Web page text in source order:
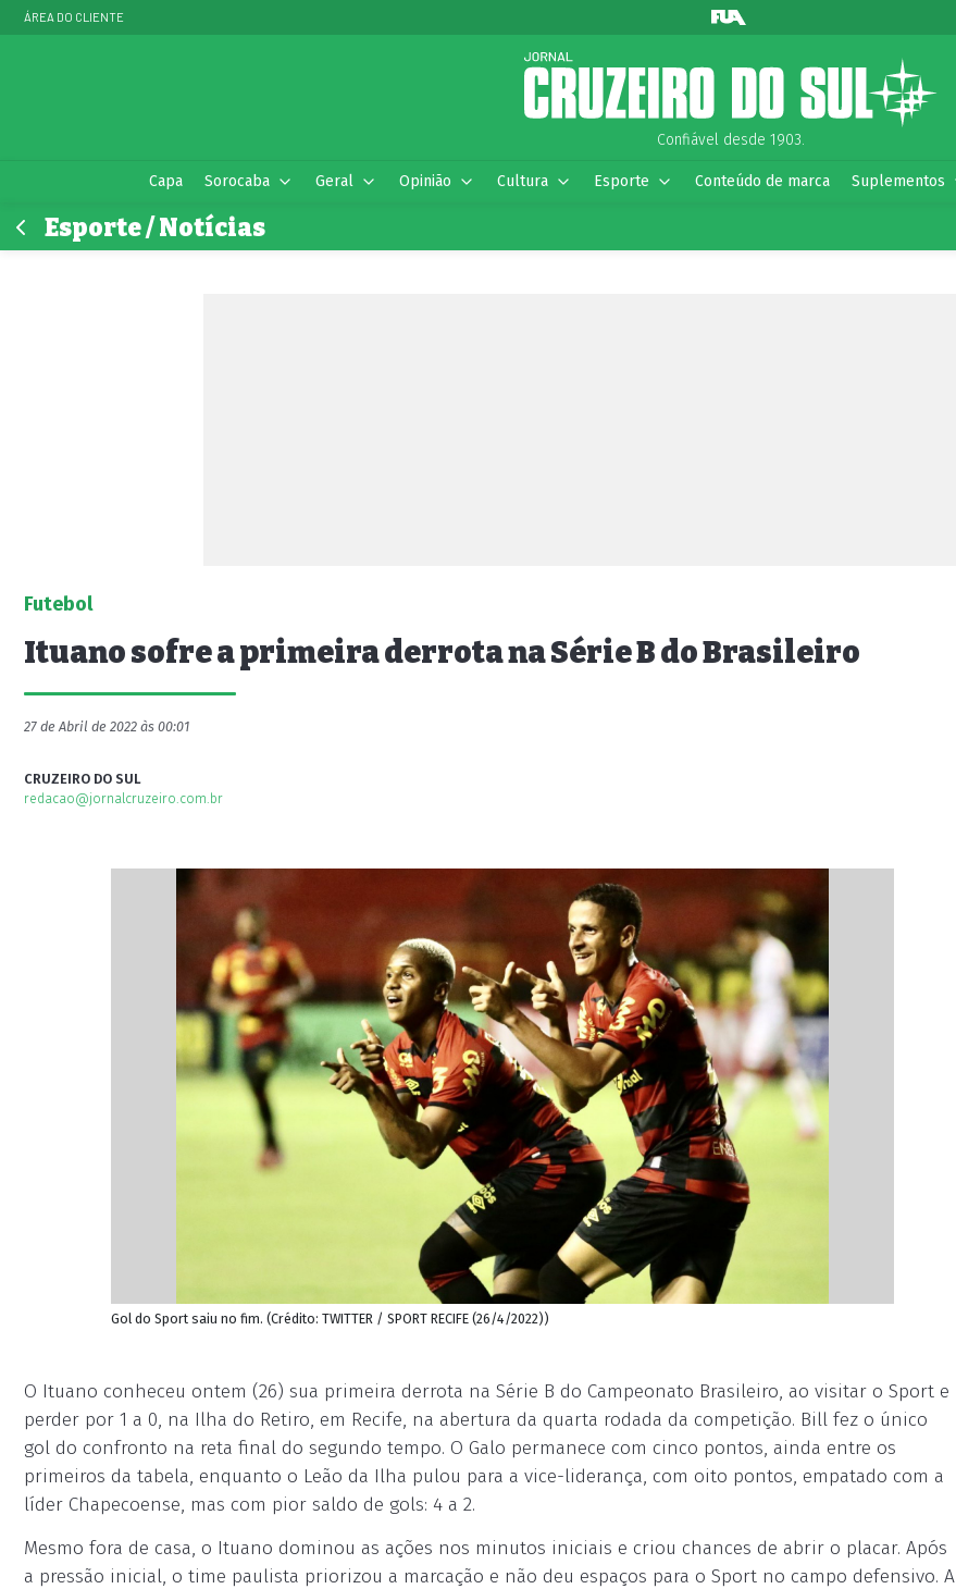
ÁREA DO CLIENTE
Confiável desde 1903.
Capa Sorocaba Geral Opinião Cultura Esporte Conteúdo de marca Suplementos
Esporte / Notícias
Futebol
Ituano sofre a primeira derrota na Série B do Brasileiro
27 de Abril de 2022 às 00:01
CRUZEIRO DO SUL
redacao@jornalcruzeiro.com.br
Gol do Sport saiu no fim. (Crédito: TWITTER / SPORT RECIFE (26/4/2022))
O Ituano conheceu ontem (26) sua primeira derrota na Série B do Campeonato Brasileiro, ao visitar o Sport e
perder por 1 a 0, na Ilha do Retiro, em Recife, na abertura da quarta rodada da competição. Bill fez o único
gol do confronto na reta final do segundo tempo. O Galo permanece com cinco pontos, ainda entre os
primeiros da tabela, enquanto o Leão da Ilha pulou para a vice-liderança, com oito pontos, empatado com a
líder Chapecoense, mas com pior saldo de gols: 4 a 2.
Mesmo fora de casa, o Ituano dominou as ações nos minutos iniciais e criou chances de abrir o placar. Após
a pressão inicial, o time paulista priorizou a marcação e não deu espaços para o Sport no campo defensivo. A